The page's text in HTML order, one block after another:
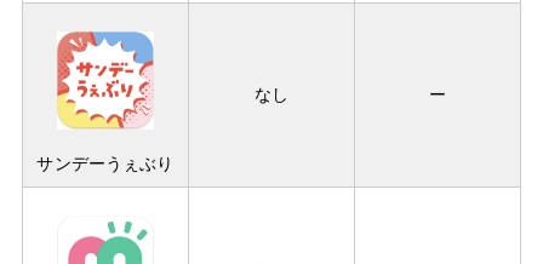
サンデーうぇぶり
なし ー